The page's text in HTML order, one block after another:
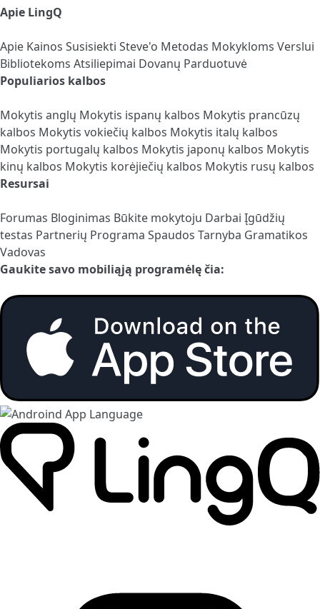
Apie LingQ
Apie Kainos Susisiekti Steve'o Metodas Mokykloms Verslui
Bibliotekoms Atsiliepimai Dovanų Parduotuvė
Populiarios kalbos
Mokytis anglų Mokytis ispanų kalbos Mokytis prancūzų
kalbos Mokytis vokiečių kalbos Mokytis italų kalbos
Mokytis portugalų kalbos Mokytis japonų kalbos Mokytis
kinų kalbos Mokytis korėjiečių kalbos Mokytis rusų kalbos
Resursai
Forumas Bloginimas Būkite mokytoju Darbai Įgūdžių
testas Partnerių Programa Spaudos Tarnyba Gramatikos
Vadovas
Gaukite savo mobiliąją programėlę čia: